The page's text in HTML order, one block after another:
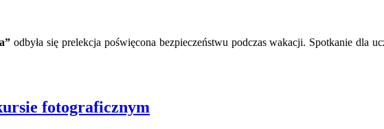
odbyła się prelekcja poświęcona bezpieczeństwu podczas wakacji. Spotkanie dla
fotograficznym